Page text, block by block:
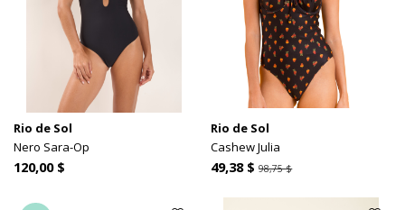
Rio de Sol
Nero Sara-Op
120,00 $
Rio de Sol
Cashew Julia
49,38 $98,75 $